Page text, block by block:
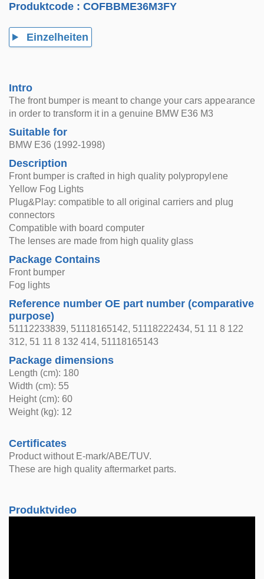
Produktcode :COFBBME36M3FY
Einzelheiten
Intro
The front bumper is meant to change your cars appearance
in order to transform it in a genuine BMW E36 M3
Suitable for
BMW E36 (1992-1998)
Description
Front bumper is crafted in high quality polypropylene
Yellow Fog Lights
Plug&Play: compatible to all original carriers and plug
connectors
Compatible with board computer
The lenses are made from high quality glass
Package Contains
Front bumper
Fog lights
Reference number OE part number (comparative
purpose)
51112233839, 51118165142, 51118222434, 51 11 8 122
312, 51 11 8 132 414, 51118165143
Package dimensions
Length (cm): 180
Width (cm): 55
Height (cm): 60
Weight (kg): 12
Certificates
Product without E-mark/ABE/TUV.
These are high quality aftermarket parts.
Produktvideo